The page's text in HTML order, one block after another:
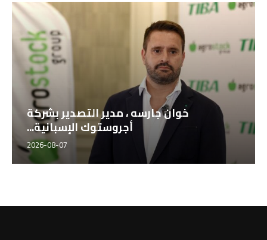
خوان جارسه ، مدير التصدير بشركة
أجروستوك الإسبانية...
2026-08-07